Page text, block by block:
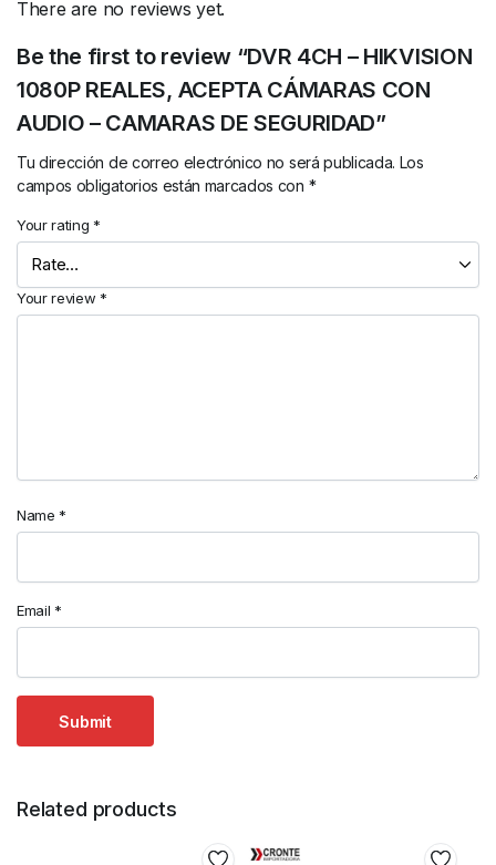
There are no reviews yet.
Be the first to review “DVR 4CH – HIKVISION
1080P REALES, ACEPTA CÁMARAS CON
AUDIO – CAMARAS DE SEGURIDAD”
Tu dirección de correo electrónico no será publicada. Los
campos obligatorios están marcados con *
Your rating *
Your review *
Name *
Email *
Related products